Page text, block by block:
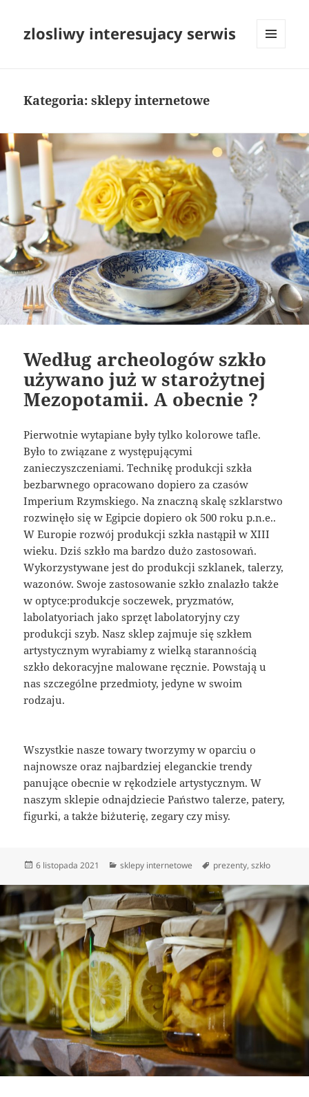
zlosliwy interesujacy serwis
Kategoria:sklepy internetowe
Według archeologów szkło
używano już w starożytnej
Mezopotamii. A obecnie ?
Pierwotnie wytapiane były tylko kolorowe tafle.
Było to związane z występującymi
zanieczyszczeniami. Technikę produkcji szkła
bezbarwnego opracowano dopiero za czasów
Imperium Rzymskiego. Na znaczną skalę szklarstwo
rozwinęło się w Egipcie dopiero ok 500 roku p.n.e..
W Europie rozwój produkcji szkła nastąpił w XIII
wieku. Dziś szkło ma bardzo dużo zastosowań.
Wykorzystywane jest do produkcji szklanek, talerzy,
wazonów. Swoje zastosowanie szkło znalazło także
w optyce:produkcje soczewek, pryzmatów,
labolatyoriach jako sprzęt labolatoryjny czy
produkcji szyb. Nasz sklep zajmuje się szkłem
artystycznym wyrabiamy z wielką starannością
szkło dekoracyjne malowane ręcznie. Powstają u
nas szczególne przedmioty, jedyne w swoim
rodzaju.
Wszystkie nasze towary tworzymy w oparciu o
najnowsze oraz najbardziej eleganckie trendy
panujące obecnie w rękodziele artystycznym. W
naszym sklepie odnajdziecie Państwo talerze, patery,
figurki, a także biżuterię, zegary czy misy.
Data
6 listopada 2021 Kategorie
sklepy internetowe Tagi
prezenty,szkło